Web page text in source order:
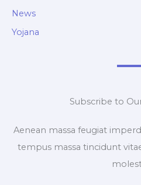
News
Yojana
Subscribe to
Aenean massa feugiat
tempus massa tincidunt